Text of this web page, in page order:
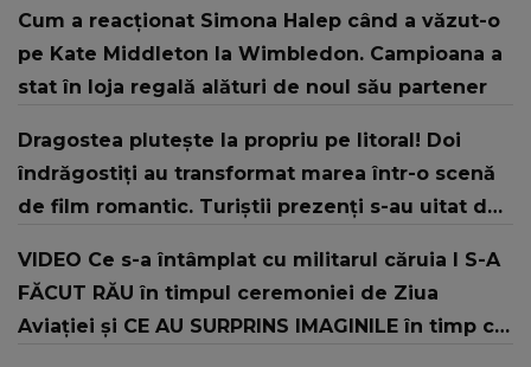
Cum a reacționat Simona Halep când a văzut-o
pe Kate Middleton la Wimbledon. Campioana a
stat în loja regală alături de noul său partener
Dragostea plutește la propriu pe litoral! Doi
îndrăgostiți au transformat marea într-o scenă
de film romantic. Turiștii prezenți s-au uitat de
VIDEO Ce s-a întâmplat cu militarul căruia I S-A
FĂCUT RĂU în timpul ceremoniei de Ziua
Aviației şi CE AU SURPRINS IMAGINILE în timp ce